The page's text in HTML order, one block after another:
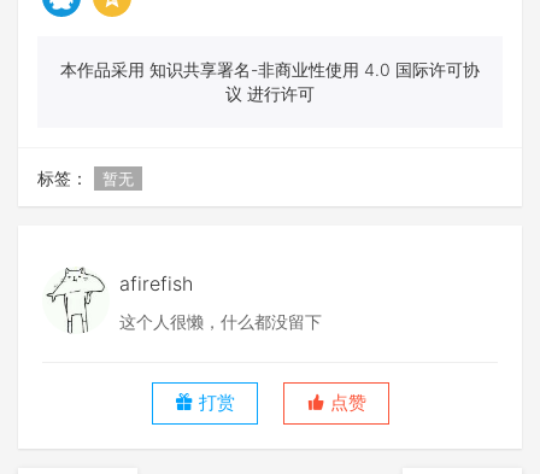
本作品采用 知识共享署名-非商业性使用 4.0 国际许可协
议 进行许可
标签： 暂无
afirefish
这个人很懒，什么都没留下
打赏 点赞